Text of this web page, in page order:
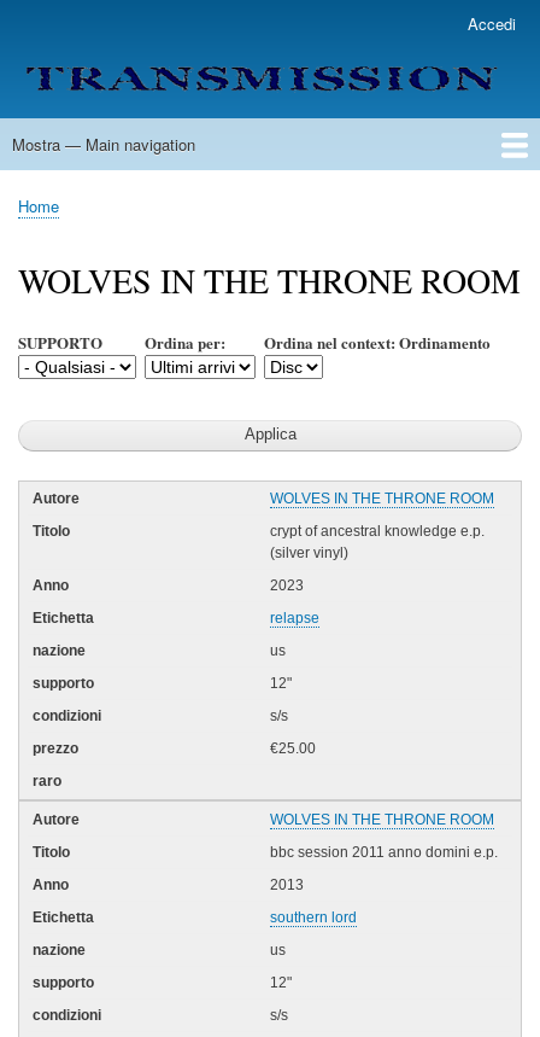
contenuto
principale
account
menu
Accedi
Main
Mostra — Main navigation
Home
Lista Autori
Contatti
Spedizione & Consegna
Legenda
Condizioni per l'uso
Briciole
pane
Home
WOLVES IN THE THRONE ROOM
SUPPORTO Ordina per: Ordina nel context: Ordinamento
WOLVES IN THE THRONE ROOM
crypt of ancestral knowledge e.p.
(silver vinyl)
2023
relapse
us
12"
s/s
€25.00
WOLVES IN THE THRONE ROOM
bbc session 2011 anno domini e.p.
2013
southern lord
us
12"
s/s